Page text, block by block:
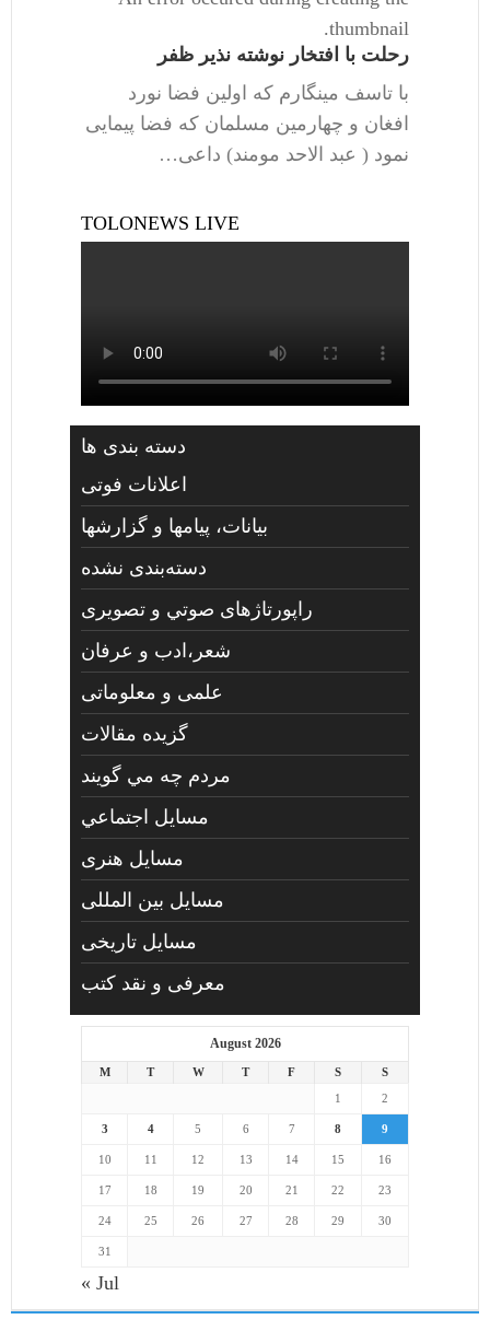
thumbnail.
رحلت با افتخار نوشته نذیر ظفر
با تاسف مینگارم که اولین فضا نورد
افغان و چهارمین مسلمان که فضا پیمایی
نمود ( عبد الاحد مومند) داعی…
TOLONEWS LIVE
دسته بندی ها
اعلانات فوتی
بیانات، پیامها و گزارشها
دسته‌بندی نشده
راپورتاژهای صوتي و تصويری
شعر،ادب و عرفان
علمی و معلوماتی
گزیده مقالات
مردم چه مي گويند
مسايل اجتماعي
مسايل هنری
مسایل بین المللی
مسایل تاریخی
معرفی و نقد کتب
August 2026
M T W T F S
S
1
2
3 4 5 6 7 8 9
10 11 12 13 14 15 16
17 18 19 20 21 22 23
24 25 26 27 28 29 30
31
« Jul